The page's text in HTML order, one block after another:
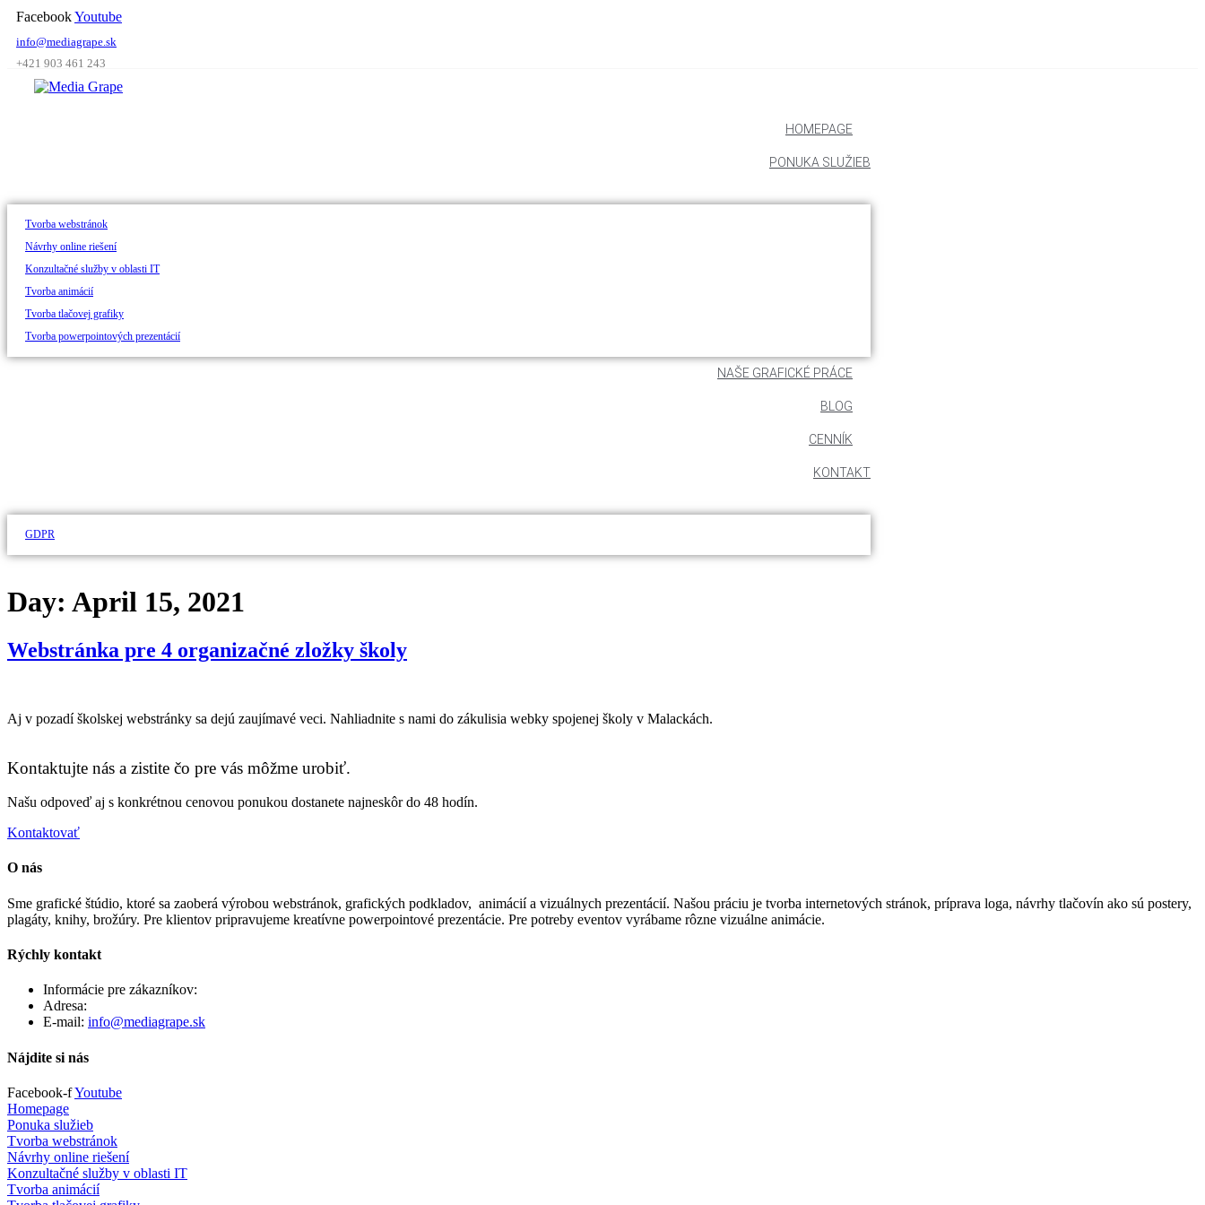
Skip
content
FacebookYoutube
info@mediagrape.sk
+421 903 461 243
HOMEPAGE
PONUKA SLUŽIEB
Tvorba webstránok
Návrhy online riešení
Konzultačné služby v oblasti IT
Tvorba animácií
Tvorba tlačovej grafiky
Tvorba powerpointových prezentácií
NAŠE GRAFICKÉ PRÁCE
BLOG
CENNÍK
KONTAKT
GDPR
Day: April 15, 2021
Webstránka pre 4 organizačné zložky školy
Aj v pozadí školskej webstránky sa dejú zaujímavé veci. Nahliadnite s nami do zákulisia webky spojenej školy v Malackách.
Kontaktujte nás a zistite čo pre vás môžme urobiť.
Našu odpoveď aj s konkrétnou cenovou ponukou dostanete najneskôr do 48 hodín.
Kontaktovať
O nás
Sme grafické štúdio, ktoré sa zaoberá výrobou webstránok, grafických podkladov, animácií a vizuálnych prezentácií. Našou práciu je tvorba internetových stránok, príprava loga, návrhy tlačovín ako sú postery,
plagáty, knihy, brožúry. Pre klientov pripravujeme kreatívne powerpointové prezentácie. Pre potreby eventov vyrábame rôzne vizuálne animácie.
Rýchly kontakt
Informácie pre zákazníkov:
Adresa:
E-mail: info@mediagrape.sk
Nájdite si nás
Facebook-fYoutube
Homepage
Ponuka služieb
Tvorba webstránok
Návrhy online riešení
Konzultačné služby v oblasti IT
Tvorba animácií